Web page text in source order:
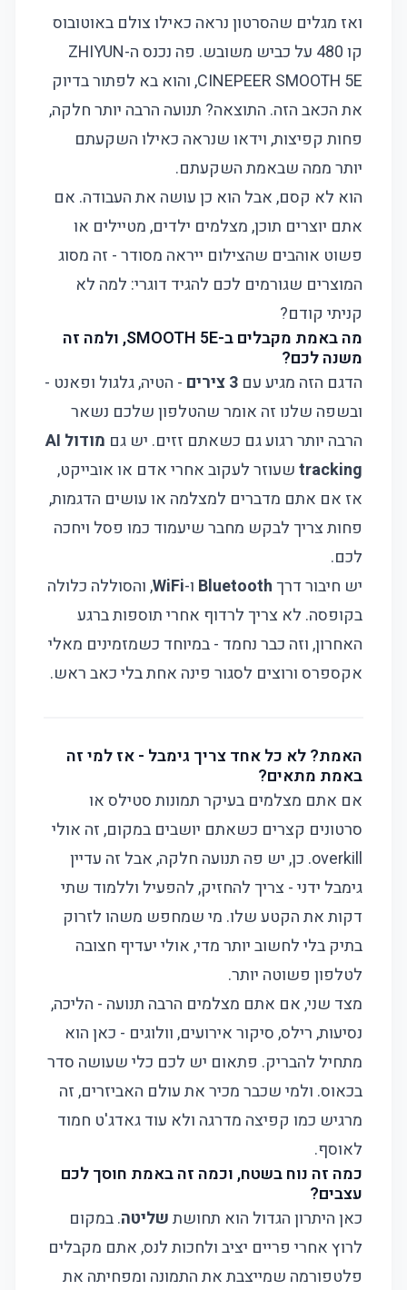
ואז מגלים שהסרטון נראה כאילו צולם באוטובוס
קו 480 על כביש משובש. פה נכנס ה-ZHIYUN
CINEPEER SMOOTH 5E, והוא בא לפתור בדיוק
את הכאב הזה. התוצאה? תנועה הרבה יותר חלקה,
פחות קפיצות, וידאו שנראה כאילו השקעתם
יותר ממה שבאמת השקעתם.
הוא לא קסם, אבל הוא כן עושה את העבודה. אם
אתם יוצרים תוכן, מצלמים ילדים, מטיילים או
פשוט אוהבים שהצילום ייראה מסודר - זה מסוג
המוצרים שגורמים לכם להגיד דוגרי: למה לא
קניתי קודם?
מה באמת מקבלים ב-SMOOTH 5E, ולמה זה
משנה לכם?
הדגם הזה מגיע עם 3 צירים
- הטיה, גלגול ופאנט -
ובשפה שלנו זה אומר שהטלפון שלכם נשאר
הרבה יותר רגוע גם כשאתם זזים. יש גם
מודול AI
trackingשעוזר לעקוב אחרי אדם או אובייקט,
אז אם אתם מדברים למצלמה או עושים הדגמות,
פחות צריך לבקש מחבר שיעמוד כמו פסל ויחכה
לכם.
יש חיבור דרךBluetooth ו-WiFi, והסוללה כלולה
בקופסה. לא צריך לרדוף אחרי תוספות ברגע
האחרון, וזה כבר נחמד - במיוחד כשמזמינים מאלי
אקספרס ורוצים לסגור פינה אחת בלי כאב ראש.
האמת? לא כל אחד צריך גימבל - אז למי זה
באמת מתאים?
אם אתם מצלמים בעיקר תמונות סטילס או
סרטונים קצרים כשאתם יושבים במקום, זה אולי
overkill. כן, יש פה תנועה חלקה, אבל זה עדיין
גימבל ידני - צריך להחזיק, להפעיל וללמוד שתי
דקות את הקטע שלו. מי שמחפש משהו לזרוק
בתיק בלי לחשוב יותר מדי, אולי יעדיף חצובה
לטלפון פשוטה יותר.
מצד שני, אם אתם מצלמים הרבה תנועה - הליכה,
נסיעות, רילס, סיקור אירועים, וולוגים - כאן הוא
מתחיל להבריק. פתאום יש לכם כלי שעושה סדר
בכאוס. ולמי שכבר מכיר את עולם האביזרים, זה
מרגיש כמו קפיצה מדרגה ולא עוד גאדג'ט חמוד
לאוסף.
כמה זה נוח בשטח, וכמה זה באמת חוסך לכם
עצבים?
כאן היתרון הגדול הוא תחושתשליטה. במקום
לרוץ אחרי פריים יציב ולחכות לנס, אתם מקבלים
פלטפורמה שמייצבת את התמונה ומפחיתה את